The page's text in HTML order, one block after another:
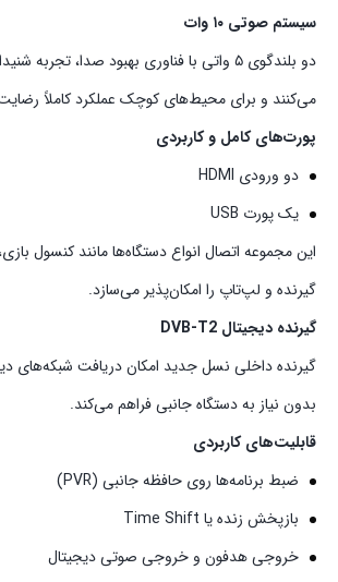
سیستم صوتی ۱۰ وات
دو بلندگوی ۵ واتی با فناوری بهبود صدا،
می‌کنند و برای محیط‌های کوچک عملکرد کاملاً
پورت‌های کامل و کاربردی
دو ورودی HDMI
یک پورت USB
این مجموعه اتصال انواع دستگاه‌ها مانند کنسول
گیرنده و لپ‌تاپ را امکان‌پذیر می‌سازد.
گیرنده دیجیتال DVB‑T2
گیرنده داخلی نسل جدید امکان دریافت شبکه‌های
بدون نیاز به دستگاه جانبی فراهم می‌کند.
قابلیت‌های کاربردی
ضبط برنامه‌ها روی حافظه جانبی (PVR)
بازپخش زنده یا Time Shift
خروجی هدفون و خروجی صوتی دیجیتال